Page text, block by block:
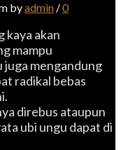
byadmin /0
kaya akan
mampu
juga mengandung
radikal bebas
direbus ataupun
ubi ungu dapat di